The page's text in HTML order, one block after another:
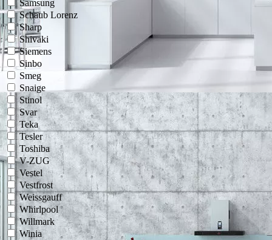
Samsung
Schaub Lorenz
Sharp
Shivaki
Siemens
Sinbo
Smeg
Snaige
Stinol
Svar
Teka
Tesler
Toshiba
V-ZUG
Vestel
Vestfrost
Weissgauff
Whirlpool
Willmark
Winia